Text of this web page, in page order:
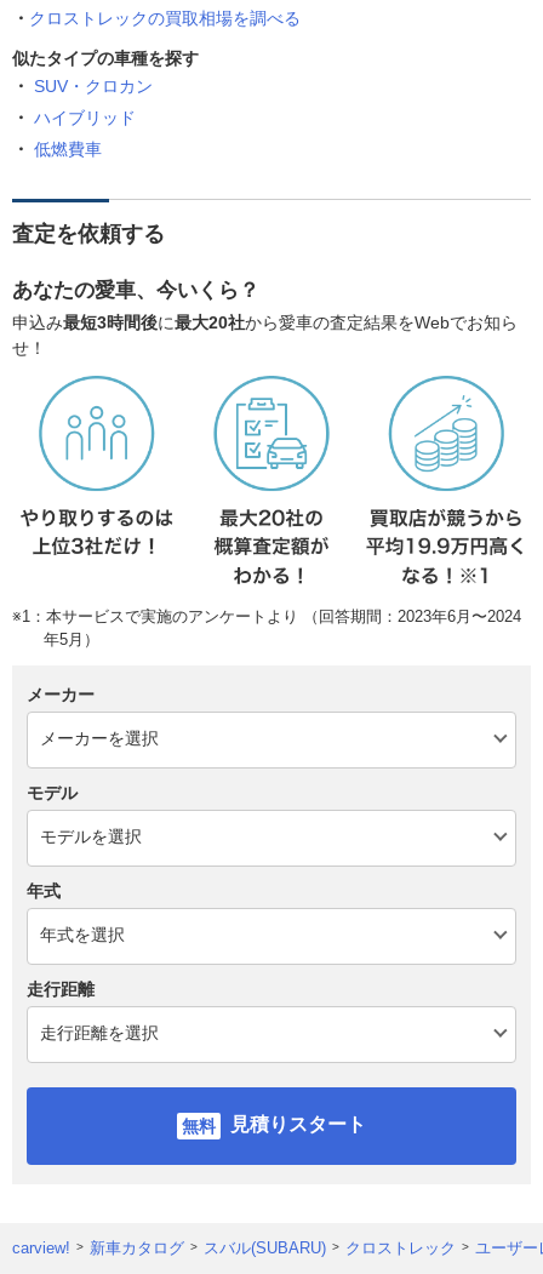
クロストレックの買取相場を調べる
似たタイプの車種を探す
SUV・クロカン
ハイブリッド
低燃費車
査定を依頼する
あなたの愛車、今いくら？
申込み最短3時間後に最大20社から愛車の査定結果をWebでお知ら
せ！
※1：本サービスで実施のアンケートより （回答期間：2023年6月〜2024
年5月）
メーカー
モデル
年式
走行距離
見積りスタート
carview! 新車カタログ スバル(SUBARU) クロストレック ユーザー